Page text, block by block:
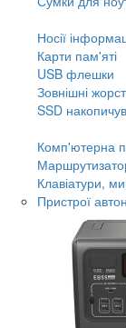
Носії
Карти пам'яті
USB флешки
Зовнішні
SSD
Комп'ютерна
Клавіатури,
Пристрої